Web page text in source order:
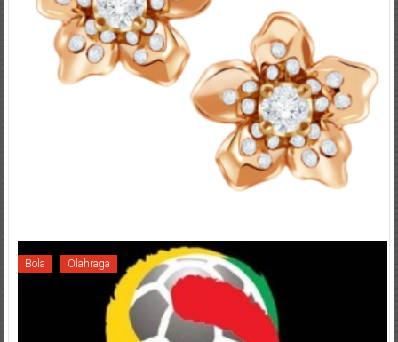
Bola Olahraga